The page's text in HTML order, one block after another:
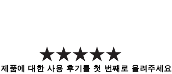
품에 대한 사용 후기를 첫 번째로 올려주세요